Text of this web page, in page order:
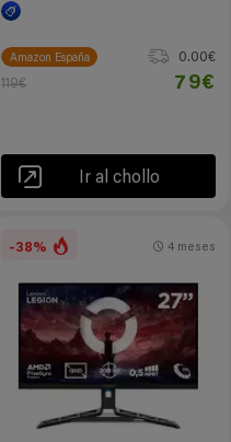
Amazon España
0.00€
119€
79€
Ir al chollo
-38% 4 meses